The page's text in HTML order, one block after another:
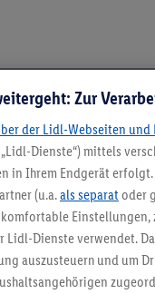
Zur
der Lidl-Webseiten und
Dienste“) mittels
in Ihrem Endgerät
(u.a.als separat oder
Lidl-Dienste verwendet.
auszusteuern und um